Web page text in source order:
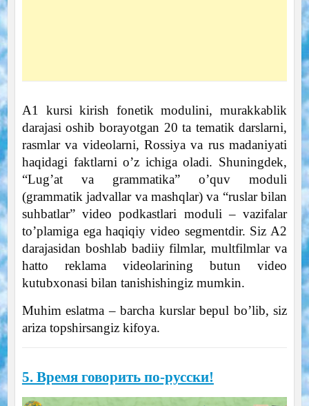
A1 kursi kirish fonetik modulini, murakkablik
darajasi oshib borayotgan 20 ta tematik darslarni,
rasmlar va videolarni, Rossiya va rus madaniyati
haqidagi faktlarni o’z ichiga oladi. Shuningdek,
“Lug’at va grammatika” o’quv moduli
(grammatik jadvallar va mashqlar) va “ruslar bilan
suhbatlar” video podkastlari moduli – vazifalar
to’plamiga ega haqiqiy video segmentdir. Siz A2
darajasidan boshlab badiiy filmlar, multfilmlar va
hatto reklama videolarining butun video
kutubxonasi bilan tanishishingiz mumkin.
Muhim eslatma – barcha kurslar bepul bo’lib, siz
ariza topshirsangiz kifoya.
5. Время говорить по-русски!